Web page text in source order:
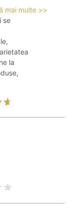
mai multe >>
se
la